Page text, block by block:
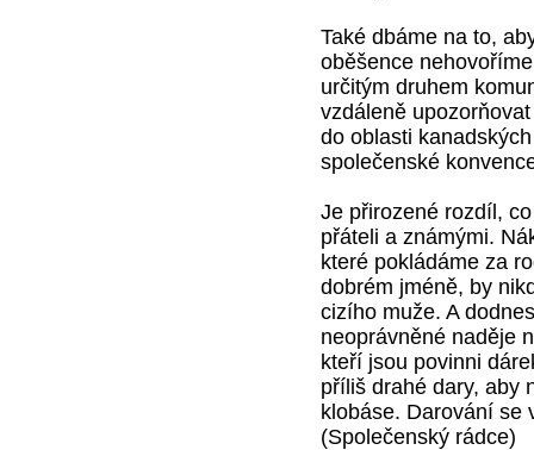
Také dbáme na to,
oběšence
určitým druhem
vzdáleně
do oblasti
společenské
Je přirozené rozdíl,
přáteli a známými.
které pokládáme za
dobrém jméně, by
cizího muže. A
neoprávněné naděje
kteří jsou povinni
příliš drahé dary, aby
klobáse. Darování se
(Společenský rádce)